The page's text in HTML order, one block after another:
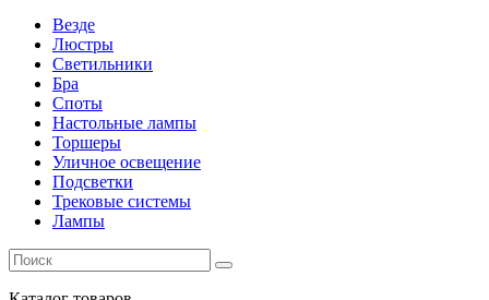
Везде
Люстры
Светильники
Бра
Споты
Настольные лампы
Торшеры
Уличное освещение
Подсветки
Трековые системы
Лампы